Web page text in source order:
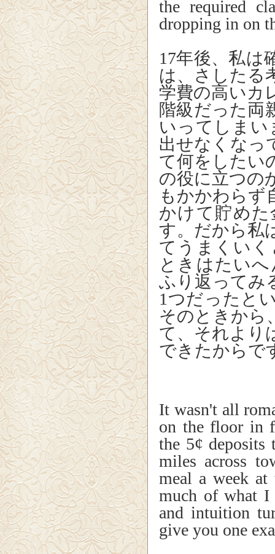
the required
dropping in on
17年後、私は
は、さしたる
学費の高いカ
階級だった両
いってしまい
出せなくなっ
て何をしたい
の役に立つの
もかかわらず
かけて貯め
す。だから私
てうまくい
ときはたい
ふり返ってみ
1つだったと
そのときから
て、それより
できたからで
It wasn't all
on the floor in
the 5¢
miles across
meal a week
much of what
and intuition
give you one